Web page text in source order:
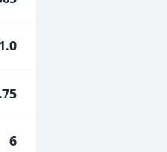
6